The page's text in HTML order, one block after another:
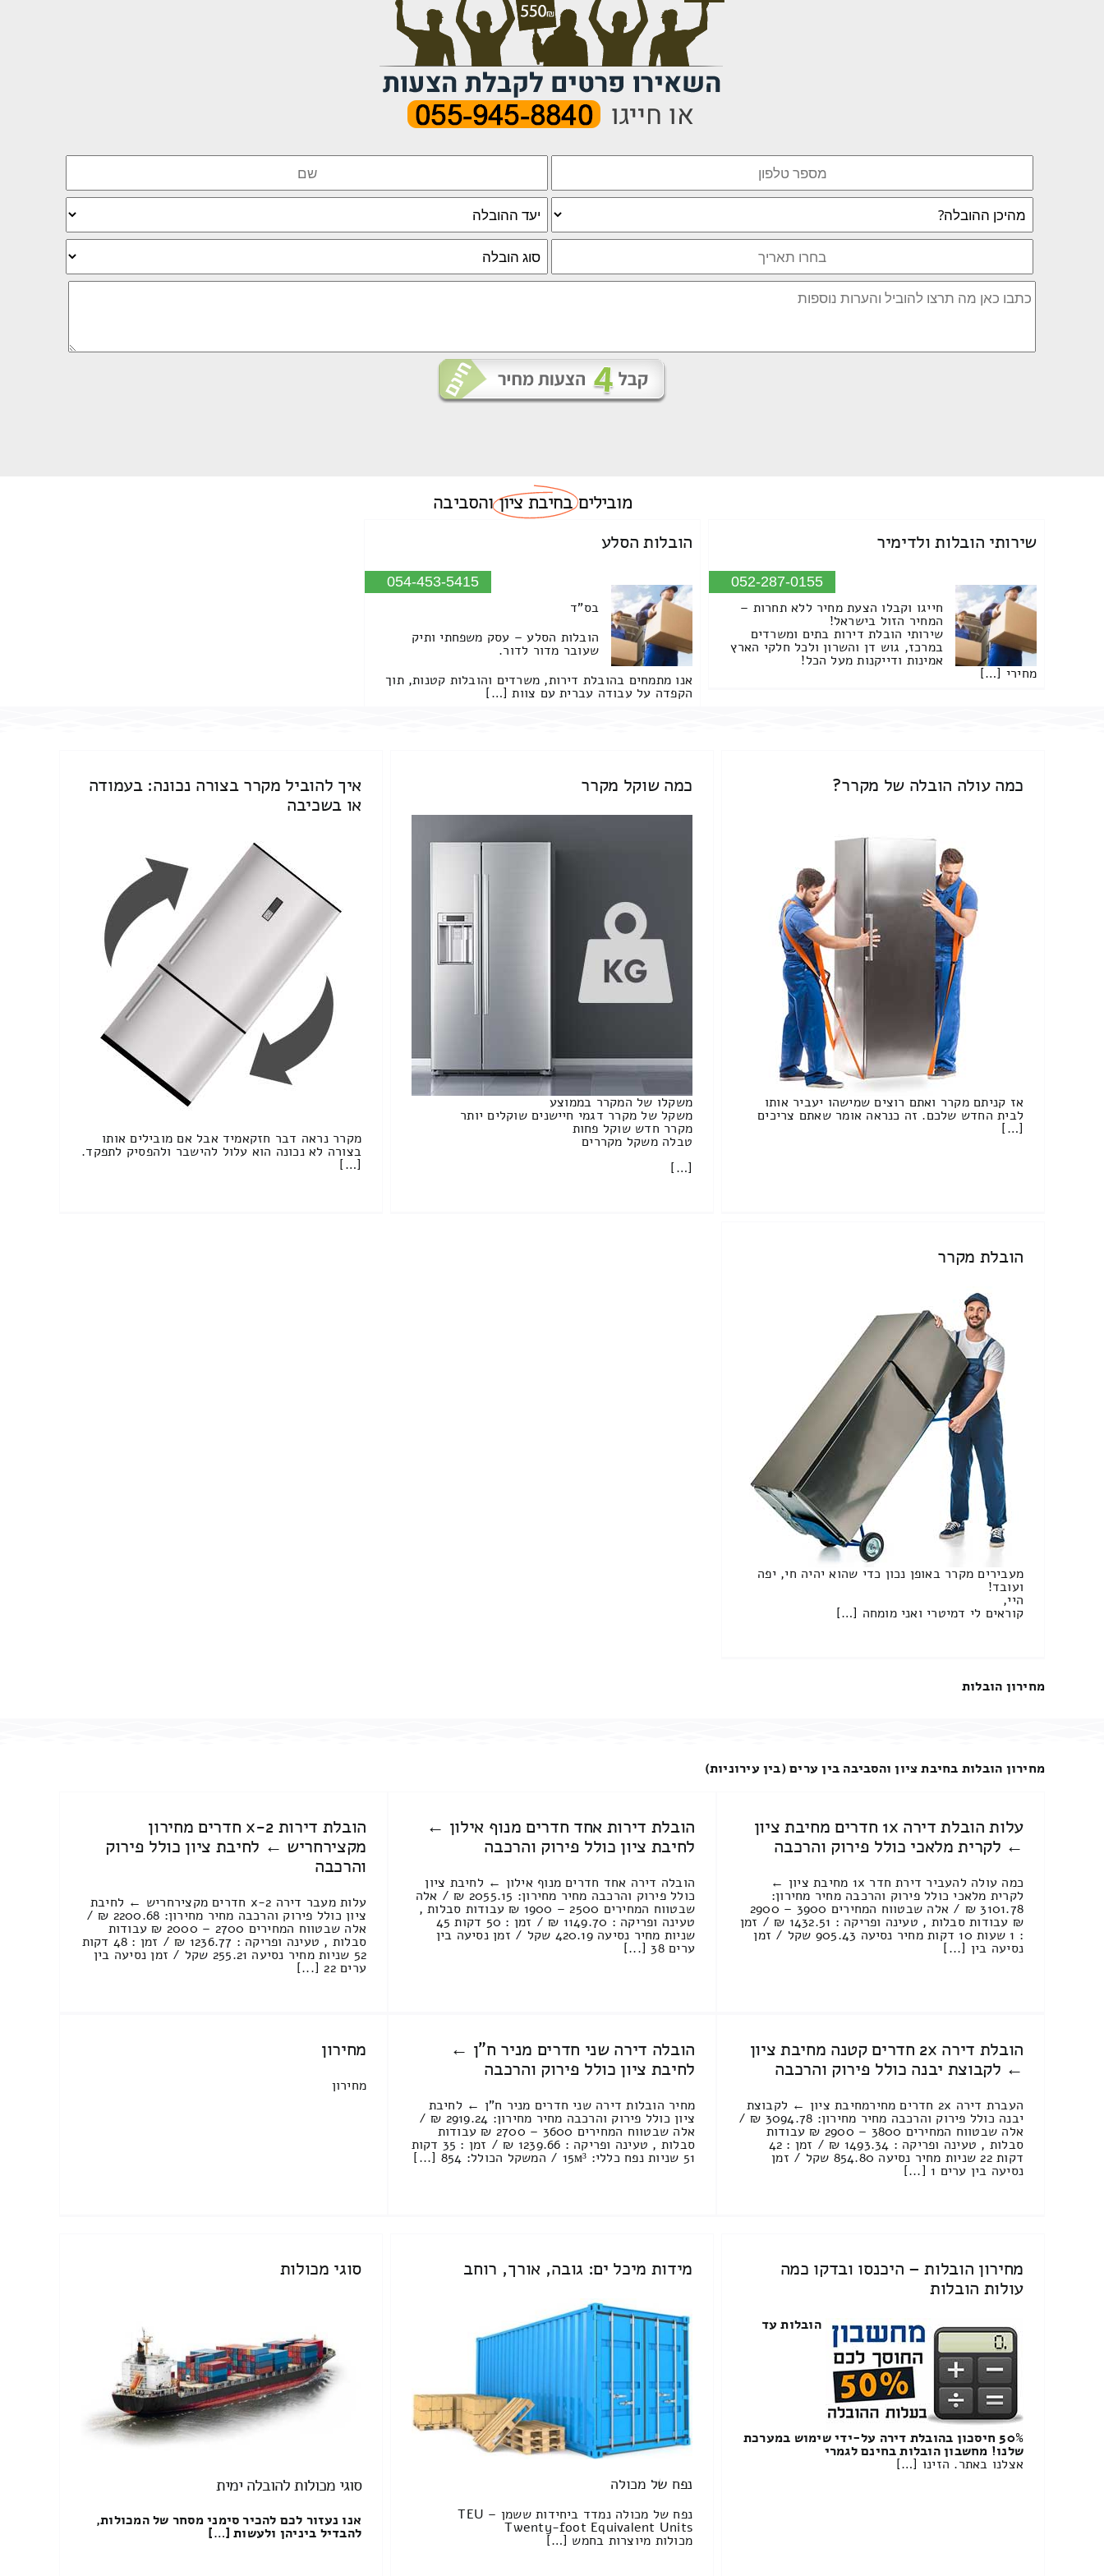
מוביליםבחיבת ציוןוהסביבה
שירותי הובלות ולדימיר
052-287-0155
חייגו וקבלו הצעת מחיר ללא תחרות –
המחיר הזול בישראל!
שירותי הובלת דירות בתים ומשרדים
במרכז, גוש דן והשרון ולכל חלקי הארץ
אמינות ודייקנות מעל הכל!
מחירי […]
הובלות הסלע
054-453-5415
בס"ד
הובלות הסלע – עסק משפחתי ותיק
שעובר מדור לדור.
אנו מתמחים בהובלת דירות, משרדים והובלות קטנות, תוך
הקפדה על עבודה עברית עם צוות […]
כמה עולה הובלה של מקרר?
אז קניתם מקרר ואתם רוצים שמישהו יעביר אותו
לבית החדש שלכם. זה כנראה אומר שאתם צריכים
[…]
כמה שוקל מקרר
משקלו של המקרר בממוצע
משקל של מקרר דגמי חיישנים שוקלים יותר
מקרר חדש שוקל פחות
טבלה משקל מקררים
[…]
איך להוביל מקרר בצורה נכונה: בעמודה
או בשכיבה
מקרר נראה דבר חזקאמיד אבל אם מובילים אותו
בצורה לא נכונה הוא עלול להישבר ולהפסיק לתפקד.
[…]
הובלת מקרר
מעבירים מקרר באופן נכון כדי שהוא יהיה חי, יפה
ועובד!
היי,
קוראים לי דמיטרי ואני מומחה […]
מחירון הובלות
מחירון הובלות בחיבת ציון והסביבה בין ערים (בין עירוניות)
עלות הובלת דירה 1x חדרים מחיבת ציון
← לקרית מלאכי כולל פירוק והרכבה
כמה עולה להעביר דירת חדר 1x מחיבת ציון ←
לקרית מלאכי כולל פירוק והרכבה מחיר מחירון:
3101.78 ₪ / אלה שבטווח המחירים 3900 – 2900
₪ עבודות סבלות , טעינה ופריקה : 1432.51 ₪ / זמן
: 1 שעות 10 דקות מחיר נסיעה 905.43 שקל / זמן
נסיעה בין [...]
הובלת דירות אחד חדרים מנוף אילון ←
לחיבת ציון כולל פירוק והרכבה
הובלה דירה אחד חדרים מנוף אילון ← לחיבת ציון
כולל פירוק והרכבה מחיר מחירון: 2055.15 ₪ / אלה
שבטווח המחירים 2500 – 1900 ₪ עבודות סבלות ,
טעינה ופריקה : 1149.70 ₪ / זמן : 50 דקות 45
שניות מחיר נסיעה 420.19 שקל / זמן נסיעה בין
ערים 38 [...]
הובלת דירות 2-x חדרים מחירון
מקצירחריש ← לחיבת ציון כולל פירוק
והרכבה
עלות מעבר דירה 2-x חדרים מקצירחריש ← לחיבת
ציון כולל פירוק והרכבה מחיר מחירון: 2200.68 ₪ /
אלה שבטווח המחירים 2700 – 2000 ₪ עבודות
סבלות , טעינה ופריקה : 1236.77 ₪ / זמן : 48 דקות
52 שניות מחיר נסיעה 255.21 שקל / זמן נסיעה בין
ערים 22 [...]
הובלת דירה 2x חדרים קטנה מחיבת ציון
← לקבוצת יבנה כולל פירוק והרכבה
העברת דירה 2x חדרים מחירמחיבת ציון ← לקבוצת
יבנה כולל פירוק והרכבה מחיר מחירון: 3094.78 ₪ /
אלה שבטווח המחירים 3800 – 2900 ₪ עבודות
סבלות , טעינה ופריקה : 1493.34 ₪ / זמן : 42
דקות 22 שניות מחיר נסיעה 854.80 שקל / זמן
נסיעה בין ערים 1 [...]
הובלה דירה שני חדרים מניר ח"ן ←
לחיבת ציון כולל פירוק והרכבה
מחיר הובלות דירה שני חדרים מניר ח"ן ← לחיבת
ציון כולל פירוק והרכבה מחיר מחירון: 2919.24 ₪ /
אלה שבטווח המחירים 3600 – 2700 ₪ עבודות
סבלות , טעינה ופריקה : 1239.66 ₪ / זמן : 35 דקות
51 שניות נפח כללי: 15м³ / המשקל הכולל: 854 [...]
מחירון
מחירון
מחירון הובלות – היכנסו ובדקו כמה
עולות הובלות
הובלות עד
50% חיסכון בהובלת דירה על-ידי שימוש במערכת
שלנו! מחשבון הובלות בחינם לגמרי
אצלנו באתר. הזינו […]
מידות מיכל ים: גובה, אורך, רוחב
נפח של מכולה
נפח של מכולה נמדד ביחידות ששמן TEU –
Twenty-foot Equivalent Units
מכולות מיוצרות בחמש […]
סוגי מכולות
סוגי מכולות להובלה ימית
אנו נעזור לכם להכיר סימני מסחר של המכולות,
להבדיל ביניהן ולעשות […]